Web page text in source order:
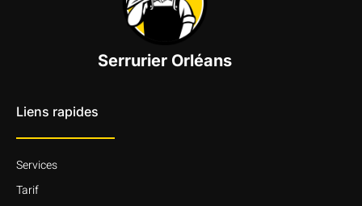
Serrurier Orléans
Liens rapides
Services
Tarif